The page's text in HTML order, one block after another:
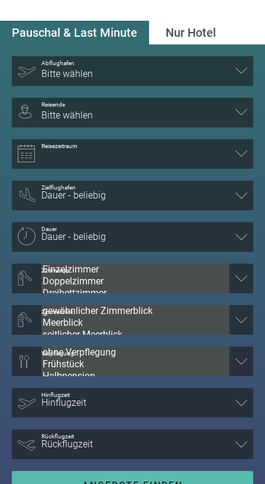
Pauschal & Last Minute Nur Hotel
Abflughafen
Bitte wählen
Reisende
Bitte wählen
Reisezeitraum
Zielflughafen
Dauer
Zimmertyp
Zimmerblick
Verpflegung
Hinflugzeit
Rückflugzeit